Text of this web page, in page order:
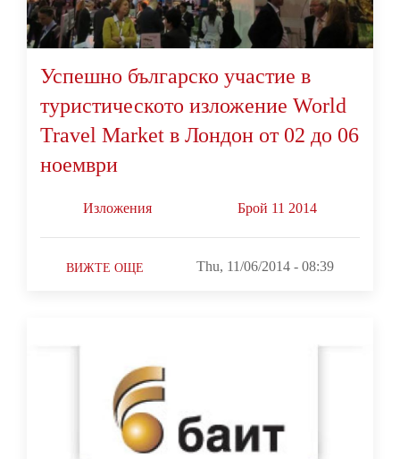
Успешно българско участие в
туристическото изложение World
Travel Market в Лондон от 02 до 06
ноември
Изложения Брой 11 2014
ВИЖТЕ ОЩЕ Thu, 11/06/2014 - 08:39